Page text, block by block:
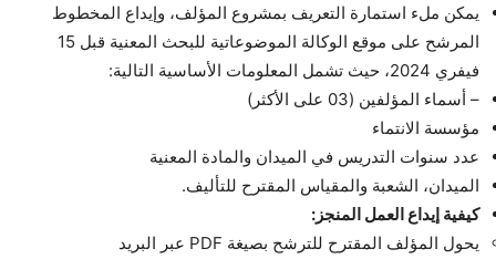
يمكن ملء استمارة التعريف بمشروع المؤلف، وإيداع المخطوط
المرشح على موقع الوكالة الموضوعاتية للبحث المعنية قبل 15
فيفري 2024، حيث تشمل المعلومات الأساسية التالية:
– أسماء المؤلفين (03 على الأكثر)
مؤسسة الانتماء
عدد سنوات التدريس في الميدان والمادة المعنية
الميدان، الشعبة والمقياس المقترح للتأليف.
كيفية إيداع العمل المنجز:
يحول المؤلف المقترح للترشح بصيغة PDF عبر البريد